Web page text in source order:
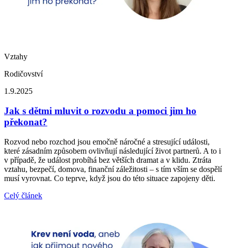
Vztahy
Rodičovství
1.9.2025
Jak s dětmi mluvit o rozvodu a pomoci jim ho
překonat?
Rozvod nebo rozchod jsou emočně náročné a stresující události,
které zásadním způsobem ovlivňují následující život partnerů. A to i
v případě, že událost probíhá bez větších dramat a v klidu. Ztráta
vztahu, bezpečí, domova, finanční záležitosti – s tím vším se dospělí
musí vyrovnat. Co teprve, když jsou do této situace zapojeny děti.
Celý článek